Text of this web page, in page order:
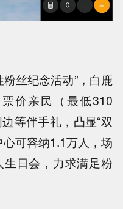
丝纪念活动”，白鹿
价亲民（最低310
等伴手礼，凸显“双
可容纳1.1万人，场
日会，力求满足粉